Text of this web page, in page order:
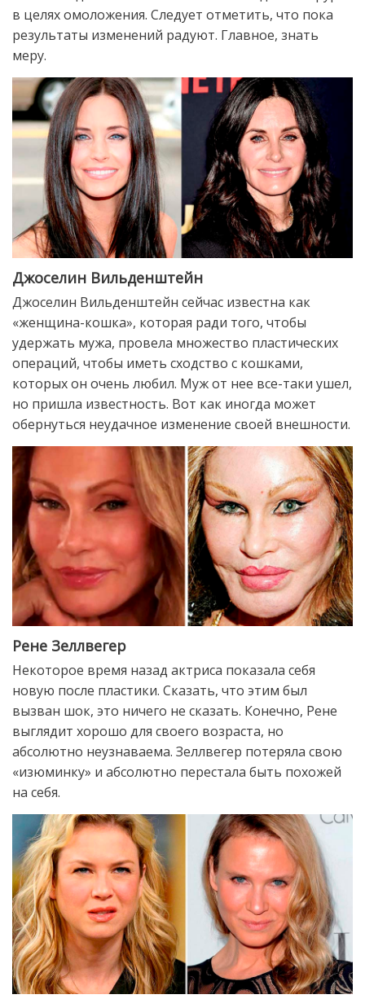
в целях омоложения. Следует отметить, что пока
результаты изменений радуют. Главное, знать
меру.
Джоселин Вильденштейн
Джоселин Вильденштейн сейчас известна как
«женщина-кошка», которая ради того, чтобы
удержать мужа, провела множество пластических
операций, чтобы иметь сходство с кошками,
которых он очень любил. Муж от нее все-таки ушел,
но пришла известность. Вот как иногда может
обернуться неудачное изменение своей внешности.
Рене Зеллвегер
Некоторое время назад актриса показала себя
новую после пластики. Сказать, что этим был
вызван шок, это ничего не сказать. Конечно, Рене
выглядит хорошо для своего возраста, но
абсолютно неузнаваема. Зеллвегер потеряла свою
«изюминку» и абсолютно перестала быть похожей
на себя.